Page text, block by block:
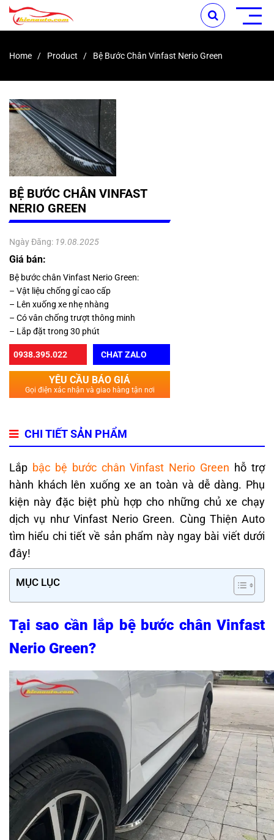
Home Product Bệ Bước Chân Vinfast Nerio Green
BỆ BƯỚC CHÂN VINFAST
NERIO GREEN
Ngày Đăng: 19.08.2025
Giá bán:
Bệ bước chân Vinfast Nerio Green:
– Vật liệu chống gỉ cao cấp
– Lên xuống xe nhẹ nhàng
– Có vân chống trượt thông minh
– Lắp đặt trong 30 phút
0938.395.022 CHAT ZALO
YÊU CẦU BÁO GIÁ
Gọi điện xác nhận và giao hàng tận nơi
CHI TIẾT SẢN PHẨM
Lắp bậc bệ bước chân Vinfast Nerio Green hỗ trợ
hành khách lên xuống xe an toàn và dễ dàng. Phụ
kiện này đặc biệt phù hợp cho những chủ xe chạy
dịch vụ như Vinfast Nerio Green. Cùng Thiện Auto
tìm hiểu chi tiết về sản phẩm này ngay bài viết dưới
đây!
MỤC LỤC
Tại sao cần lắp bệ bước chân Vinfast
Nerio Green?